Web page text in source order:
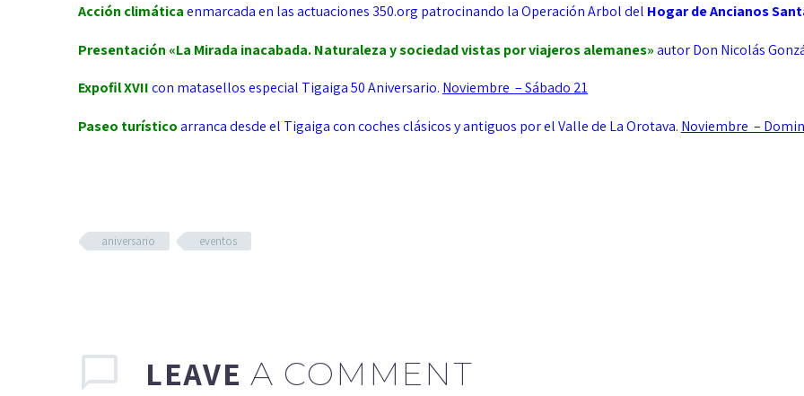
Acción climáticaenmarcada en las actuaciones 350.org patrocinando la Operación Arbol del Hogar de Ancianos
Presentación «La Mirada inacabada. Naturaleza y sociedad vistas por viajeros alemanes»autor Don Nicolás
Expofil XVIIcon matasellos especial Tigaiga 50 Aniversario. Noviembre – Sábado 21
Paseo turísticoarranca desde el Tigaiga con coches clásicos y antiguos por el Valle de La Orotava. Noviembre –
aniversario eventos
LEAVE A COMMENT